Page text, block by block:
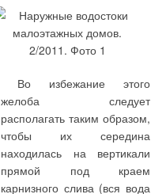
Во избежание этого
желоба следует
располагать таким образом,
чтобы их середина
находилась на вертикали
прямой под краем
карнизного слива (вся вода
применения VRF-систем с
их преимуществами, либо
комбинировать их с другим
предназначенным для
холодоснабжения
вентиляционных установок,
что не всегда удобно как с
точки зрения
дополнительных расходов
на пусконаладку, так и с
энергоэффективным
электродвигателем IE2,
который благодаря
достижению экономичности
новых насосов Etaline-R.